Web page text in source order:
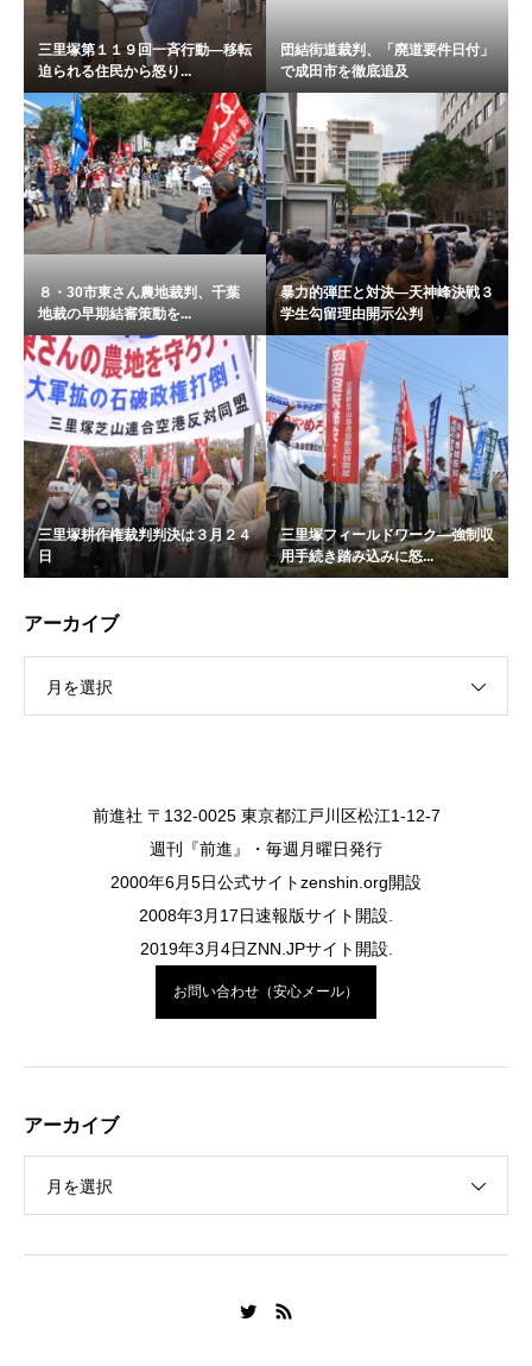
三里塚第１１９回一斉行動―移転
迫られる住民から怒り...
団結街道裁判、「廃道要件日付」
で成田市を徹底追及
８・30市東さん農地裁判、千葉
地裁の早期結審策動を...
暴力的弾圧と対決―天神峰決戦３
学生勾留理由開示公判
三里塚耕作権裁判判決は３月２４
日
三里塚フィールドワーク―強制収
用手続き踏み込みに怒...
アーカイブ
月を選択
前進社 〒132-0025 東京都江戸川区松江1-12-7
週刊『前進』・毎週月曜日発行
2000年6月5日公式サイトzenshin.org開設
2008年3月17日速報版サイト開設.
2019年3月4日ZNN.JPサイト開設.
お問い合わせ（安心メール）
アーカイブ
月を選択